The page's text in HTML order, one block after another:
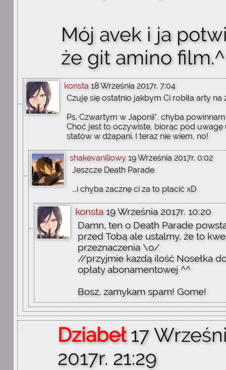
Mój avek i ja
że git amino
konsta 18 Września 2017r. 7:04
Czuję się ostatnio jakbym Ci robiła arty na
Ps. Czwartym w Japonii*, chyba
Choć jest to oczywiste, biorąc pod
statów w dżapani. I teraz nie wiem, no!
shakevaniliowy 19 Września 2017r. 0:02
Jeszcze Death Parade
...i chyba zacznę ci za to płacić xD
konsta 19 Września 2017r. 10:20
Damn, ten o Death Parade
przed Tobą ale ustalmy, że to
przeznaczenia \o/
//przyjmie kazdą ilość Nosełka
opłaty abonamentowej ^^
Bosz, zamykam spam! Gome!
Dziabeł 17
2017r. 21:29